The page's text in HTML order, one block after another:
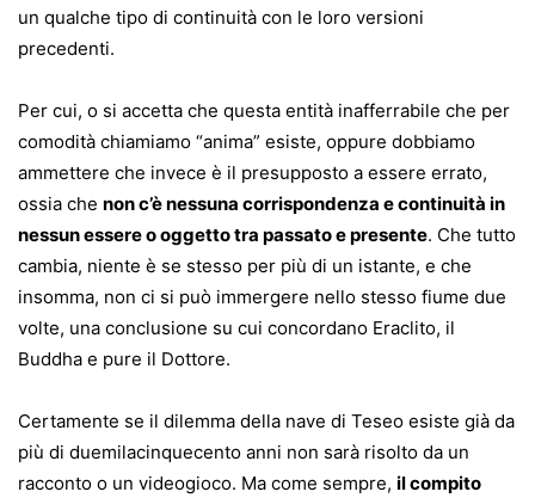
un qualche tipo di continuità con le loro versioni
precedenti.
Per cui, o si accetta che questa entità inafferrabile che per
comodità chiamiamo “anima” esiste, oppure dobbiamo
ammettere che invece è il presupposto a essere errato,
ossia che non c’è nessuna corrispondenza e continuità in
nessun essere o oggetto tra passato e presente. Che tutto
cambia, niente è se stesso per più di un istante, e che
insomma, non ci si può immergere nello stesso fiume due
volte, una conclusione su cui concordano Eraclito, il
Buddha e pure il Dottore.
Certamente se il dilemma della nave di Teseo esiste già da
più di duemilacinquecento anni non sarà risolto da un
racconto o un videogioco. Ma come sempre, il compito